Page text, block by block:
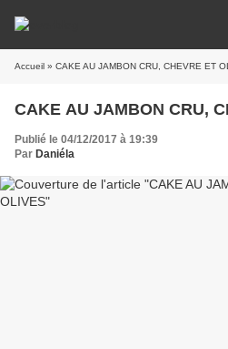
Accueil » CAKE AU JAMBON CRU, CHEVRE ET
CAKE AU JAMBON CRU,
Publié le 04/12/2017 à 19:39
Par Daniéla